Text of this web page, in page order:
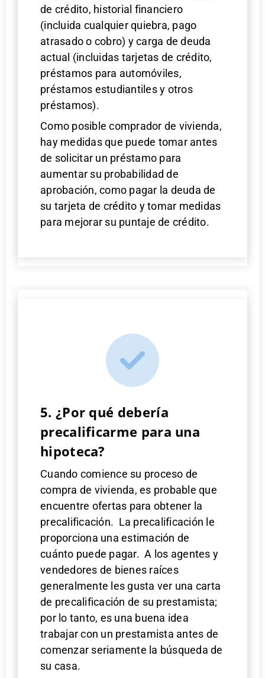
de crédito, historial financiero
(incluida cualquier quiebra, pago
atrasado o cobro) y carga de deuda
actual (incluidas tarjetas de crédito,
préstamos para automóviles,
préstamos estudiantiles y otros
préstamos).
Como posible comprador de vivienda,
hay medidas que puede tomar antes
de solicitar un préstamo para
aumentar su probabilidad de
aprobación, como pagar la deuda de
su tarjeta de crédito y tomar medidas
para mejorar su puntaje de crédito.
5. ¿Por qué debería
precalificarme para una
hipoteca?
Cuando comience su proceso de
compra de vivienda, es probable que
encuentre ofertas para obtener la
precalificación. La precalificación le
proporciona una estimación de
cuánto puede pagar. A los agentes y
vendedores de bienes raíces
generalmente les gusta ver una carta
de precalificación de su prestamista;
por lo tanto, es una buena idea
trabajar con un prestamista antes de
comenzar seriamente la búsqueda de
su casa.